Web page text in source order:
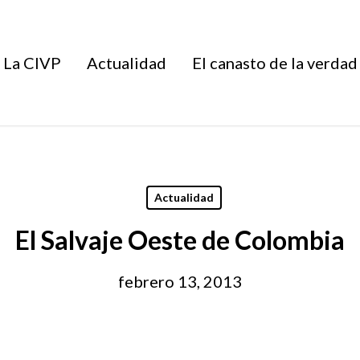
La CIVP Actualidad El canasto de la verdad
Actualidad
El Salvaje Oeste de Colombia
febrero 13, 2013